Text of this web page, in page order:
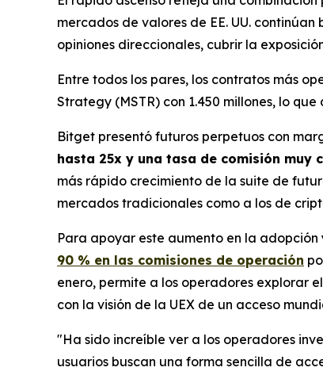
mercados de valores de EE. UU.
opiniones direccionales, cubrir la
Entre todos los pares, los contratos más
Strategy (MSTR) con 1.450 millones, lo
Bitget presentó futuros perpetuos con
hasta 25x y una tasa de comisión muy
más rápido crecimiento de la suite de
mercados tradicionales como a los de
Para apoyar este aumento en la
90 % en las comisiones de operación
enero, permite a los operadores explorar
con la visión de la UEX de un acceso
"Ha sido increíble ver a los operadores
usuarios buscan una forma sencilla de